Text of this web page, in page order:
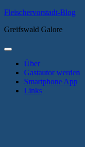
Zum
springen
Fleischervorstadt-Blog
Greifswald Galore
Primäres
Über
Gastautor werden
Smartphone App
Links